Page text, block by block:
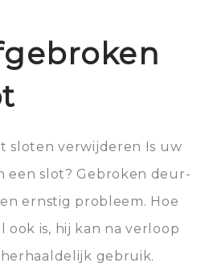
sloten verwijderen Is uw
een slot? Gebroken deur-
ernstig probleem. Hoe
is, hij kan na verloop
gebruik.